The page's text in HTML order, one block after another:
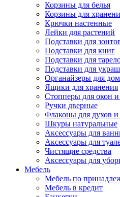
Корзины для белья
Корзины для
Крючки настенные
Лейки для растений
Подставки для
Подставки для книг
Подставки для
Подставки для
Органайзеры для
Ящики для хранения
Стопперы для окон и
Ручки дверные
Флаконы для духов
Шкуры натуральные
Аксессуары для
Аксессуары для
Чистящие средства
Аксессуары для
Мебель
Мебель по
Мебель в кредит